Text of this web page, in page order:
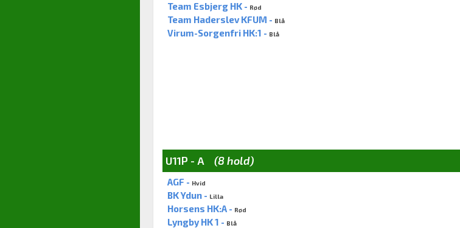
Team Esbjerg HK - Rød
Team Haderslev KFUM - Blå
Virum-Sorgenfri HK:1 - Blå
U11P - A (8 hold)
AGF - Hvid
BK Ydun - Lilla
Horsens HK:A - Rød
Lyngby HK 1 - Blå